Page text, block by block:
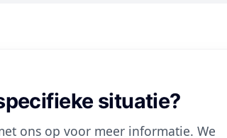
situatie?
ons op voor meer informatie. We